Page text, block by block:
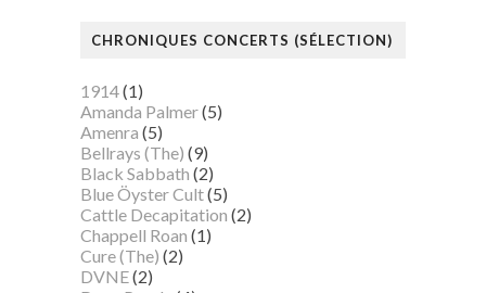
CHRONIQUES CONCERTS (SÉLECTION)
1914(1)
Amanda Palmer(5)
Amenra (5)
Bellrays (The) (9)
Black Sabbath (2)
Blue Öyster Cult(5)
Cattle Decapitation (2)
Chappell Roan (1)
Cure (The) (2)
DVNE(2)